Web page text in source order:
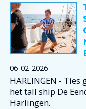
06-02-2026
HARLINGEN -
het tall ship De
Harlingen.